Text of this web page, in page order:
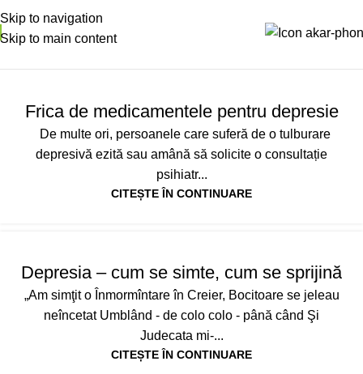
Skip to navigation
Skip to main content
Frica de medicamentele pentru depresie
De multe ori, persoanele care suferă de o tulburare
depresivă ezită sau amână să solicite o consultație
psihiatr...
CITEȘTE ÎN CONTINUARE
Depresia – cum se simte, cum se sprijină
„Am simţit o Înmormîntare în Creier, Bocitoare se jeleau
neîncetat Umblând - de colo colo - până când Şi
Judecata mi-...
CITEȘTE ÎN CONTINUARE